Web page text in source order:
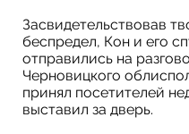
Засвидетельствовав
беспредел, Кон и его
отправились на
Черновицкого
принял посетителей
выставил за дверь.